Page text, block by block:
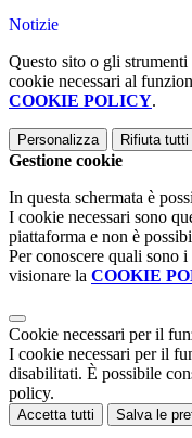
Notizie
Questo sito o gli
cookie necessari al
COOKIE POLICY.
Personalizza Rifiuta tutti
Gestione cookie
In questa schermata è
I cookie necessari sono
piattaforma e non è
Per conoscere quali sono
visionare la COOKIE
Cookie necessari per il
I cookie necessari per il
disabilitati. È possibile
policy.
Accetta tutti Salva le